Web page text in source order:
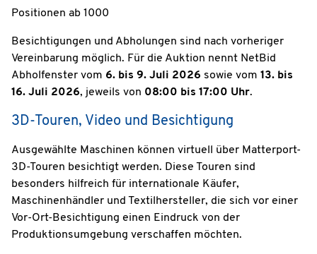
Positionen ab 1000
Besichtigungen und Abholungen sind nach vorheriger
Vereinbarung möglich. Für die Auktion nennt NetBid
Abholfenster vom 6. bis 9. Juli 2026 sowie vom 13. bis
16. Juli 2026, jeweils von 08:00 bis 17:00 Uhr.
3D-Touren, Video und Besichtigung
Ausgewählte Maschinen können virtuell über Matterport-
3D-Touren besichtigt werden. Diese Touren sind
besonders hilfreich für internationale Käufer,
Maschinenhändler und Textilhersteller, die sich vor einer
Vor-Ort-Besichtigung einen Eindruck von der
Produktionsumgebung verschaffen möchten.